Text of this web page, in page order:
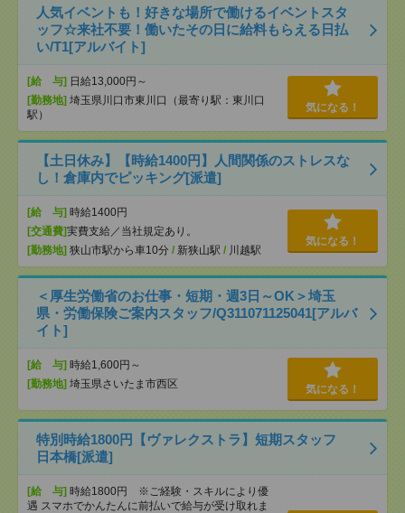
人気イベントも！好きな場所で働けるイベントスタ
ッフ☆来社不要！働いたその日に給料もらえる日払
い/T1[アルバイト]
[給 与] 日給13,000円～
[勤務地] 埼玉県川口市東川口（最寄り駅：東川口
駅）
気になる！
【土日休み】【時給1400円】人間関係のストレスな
し！倉庫内でピッキング[派遣]
[給 与] 時給1400円
[交通費]実費支給／当社規定あり。
[勤務地] 狭山市駅から車10分 / 新狭山駅 / 川越駅
気になる！
＜厚生労働省のお仕事・短期・週3日～OK＞埼玉
県・労働保険ご案内スタッフ/Q311071125041[アルバ
イト]
[給 与] 時給1,600円～
[勤務地] 埼玉県さいたま市西区 気になる！
特別時給1800円【ヴァレクストラ】短期スタッフ
日本橋[派遣]
[給 与] 時給1800円 ※ご経験・スキルにより優
遇 スマホでかんたんに前払いで給与が受け取れま